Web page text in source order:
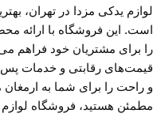
است. این فروشگاه با ارائه
را برای مشتریان خود فراهم
قیمت‌های رقابتی و خدمات
و راحت را برای شما به ارمغان
مطمئن هستید، فروشگاه لوازم